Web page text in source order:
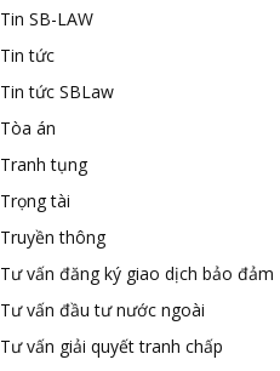
Tin SB-LAW
Tin tức
Tin tức SBLaw
Tòa án
Tranh tụng
Trọng tài
Truyền thông
Tư vấn đăng ký giao dịch bảo đảm
Tư vấn đầu tư nước ngoài
Tư vấn giải quyết tranh chấp